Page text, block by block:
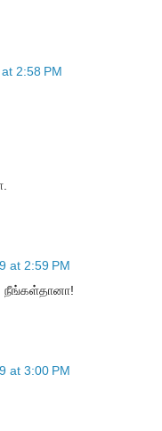
2:58 PM
at 2:59 PM
நீங்கள்தானா!
at 3:00 PM